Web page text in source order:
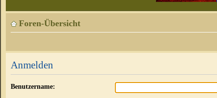
Foren-Übersicht
Anmelden
Benutzername: